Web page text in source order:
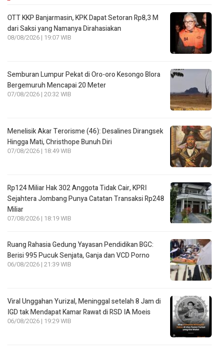
OTT KKP Banjarmasin, KPK Dapat Setoran Rp8,3 M
dari Saksi yang Namanya Dirahasiakan
08/08/2026 | 19:07 WIB
Semburan Lumpur Pekat di Oro-oro Kesongo Blora
Bergemuruh Mencapai 20 Meter
07/08/2026 | 20:32 WIB
Menelisik Akar Terorisme (46): Desalines Dirangsek
Hingga Mati, Christhope Bunuh Diri
07/08/2026 | 18:49 WIB
Rp124 Miliar Hak 302 Anggota Tidak Cair, KPRI
Sejahtera Jombang Punya Catatan Transaksi Rp248
Miliar
07/08/2026 | 18:19 WIB
Ruang Rahasia Gedung Yayasan Pendidikan BGC:
Berisi 995 Pucuk Senjata, Ganja dan VCD Porno
06/08/2026 | 21:39 WIB
Viral Unggahan Yurizal, Meninggal setelah 8 Jam di
IGD tak Mendapat Kamar Rawat di RSD IA Moeis
06/08/2026 | 19:29 WIB